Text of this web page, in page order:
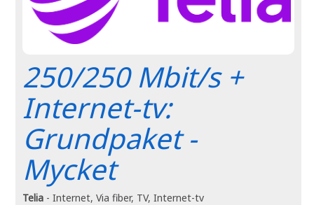
250/250 Mbit/s +
Internet-tv:
Grundpaket -
Mycket
Telia - Internet, Via fiber, TV, Internet-tv